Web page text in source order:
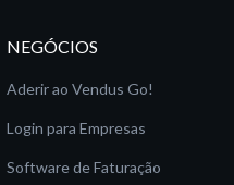
NEGÓCIOS
Aderir ao Vendus Go!
Login para Empresas
Software de Faturação